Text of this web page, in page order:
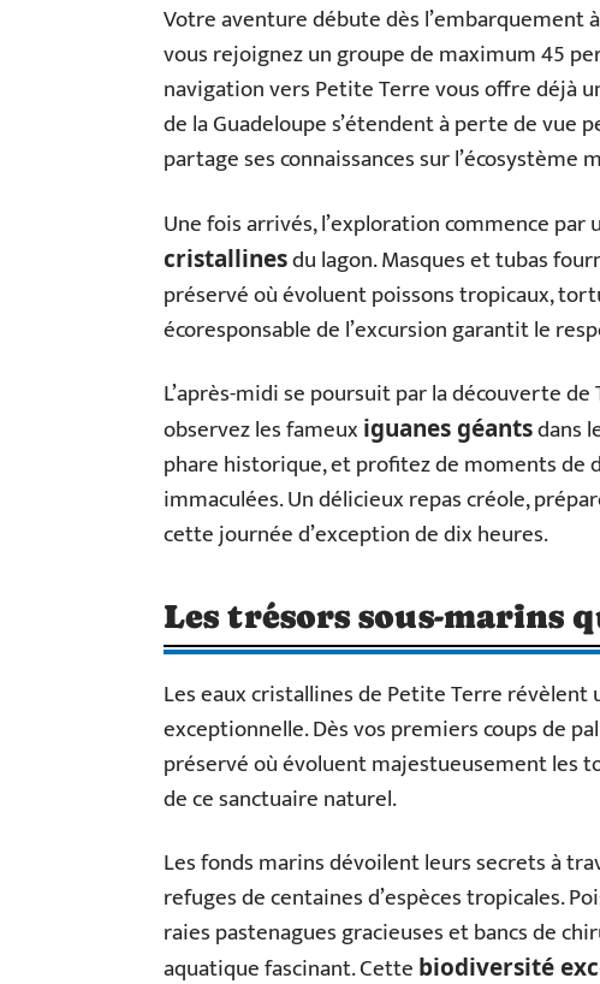
Votre aventure débute dès l’embarquement
vous rejoignez un groupe de maximum 45
navigation vers Petite Terre vous offre déjà
de la Guadeloupe s’étendent à perte de
partage ses connaissances sur l’écosystème
Une fois arrivés, l’exploration commence par
cristallinesdu lagon. Masques et tubas
préservé où évoluent poissons tropicaux,
écoresponsable de l’excursion garantit le
L’après-midi se poursuit par la découverte
observez les fameux iguanes géantsdans
phare historique, et profitez de moments de
immaculées. Un délicieux repas créole,
cette journée d’exception de dix heures.
Les trésors sous-marins
Les eaux cristallines de Petite Terre révèlent
exceptionnelle. Dès vos premiers coups de
préservé où évoluent majestueusement les
de ce sanctuaire naturel.
Les fonds marins dévoilent leurs secrets à
refuges de centaines d’espèces tropicales.
raies pastenagues gracieuses et bancs de
aquatique fascinant. Cette biodiversité